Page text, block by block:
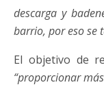
descarga y
barrio, por eso se
El objetivo de
“proporcionar